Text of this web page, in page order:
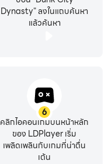
Dynasty" ลงในแถบค้นหา
แล้วค้นหา
6
คลิกไอคอนเกมบนหน้าหลัก
ของ LDPlayer เริ่ม
เพลิดเพลินกับเกมที่น่าตื่น
เต้น